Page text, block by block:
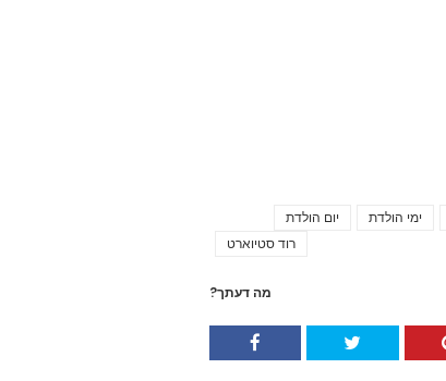
יום הולדת ימי הולדת
רוד סטיוארט
מה דעתך?